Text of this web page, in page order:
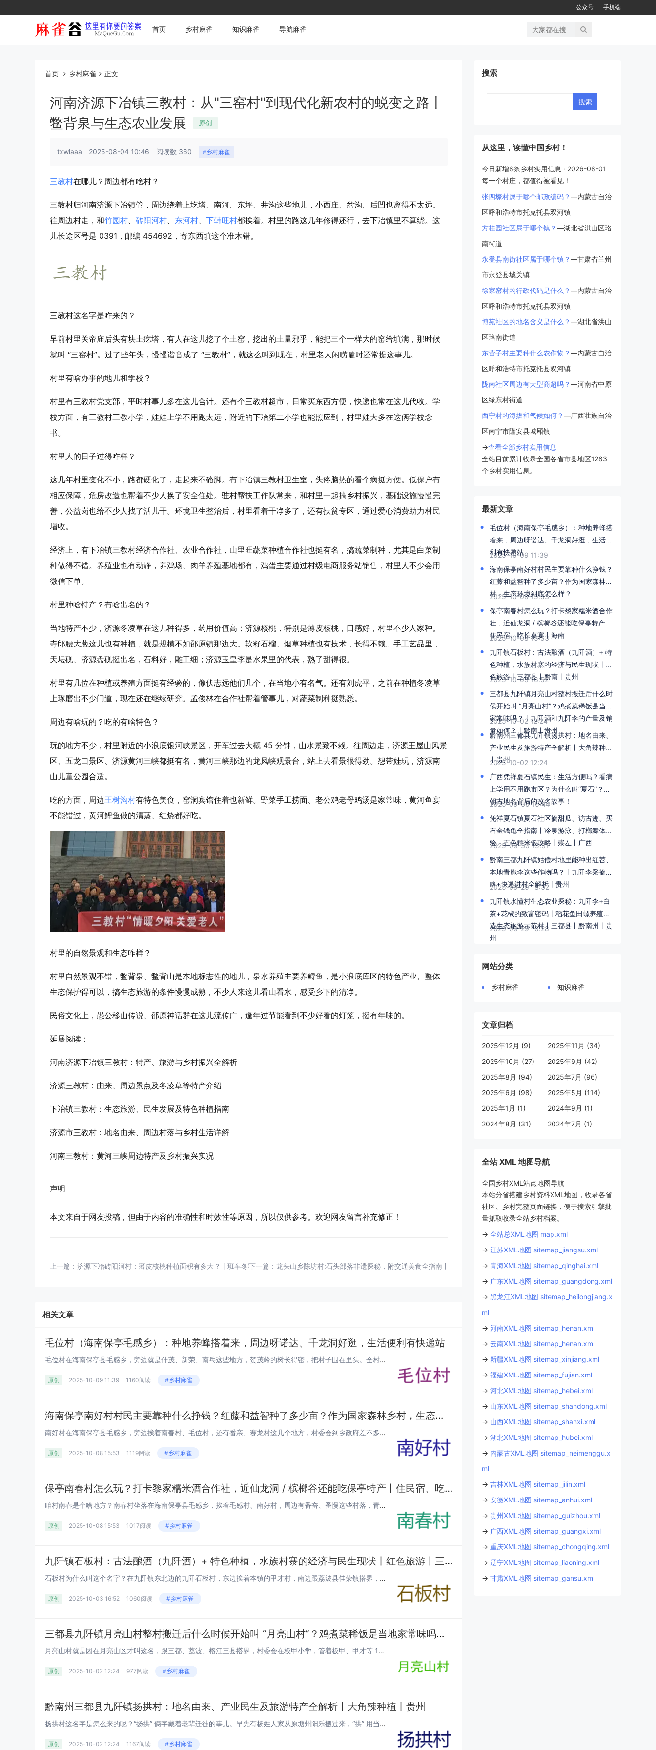
公众号 手机端
首页 乡村麻雀 知识麻雀 导航麻雀
首页 乡村麻雀 正文
河南济源下冶镇三教村：从"三窑村"到现代化新农村的蜕变之路丨
鳖背泉与生态农业发展
原创
txwlaaa 2025-08-04 10:46 阅读数 360 #乡村麻雀
三教村在哪儿？周边都有啥村？
三教村归河南济源下冶镇管，周边绕着上圪塔、南河、东坪、井沟这些地儿，小西庄、岔沟、后凹也离得不太远。
往周边村走，和竹园村、 砖阳河村、 东河村、 下韩旺村都挨着。村里的路这几年修得还行，去下冶镇里不算绕。这
儿长途区号是 0391，邮编 454692，寄东西填这个准木错。
三教村这名字是咋来的？
早前村里关帝庙后头有块土疙塔，有人在这儿挖了个土窑，挖出的土量邪乎，能把三个一样大的窑给填满，那时候
就叫 “三窑村”。过了些年头，慢慢谐音成了 “三教村”，就这么叫到现在，村里老人闲唠嗑时还常提这事儿。
村里有啥办事的地儿和学校？
村里有三教村党支部，平时村事儿多在这儿合计。还有个三教村超市，日常买东西方便，快递也常在这儿代收。学
校方面，有三教村三教小学，娃娃上学不用跑太远，附近的下冶第二小学也能照应到，村里娃大多在这俩学校念
书。
村里人的日子过得咋样？
这几年村里变化不小，路都硬化了，走起来不硌脚。有下冶镇三教村卫生室，头疼脑热的看个病挺方便。低保户有
相应保障，危房改造也帮着不少人换了安全住处。驻村帮扶工作队常来，和村里一起搞乡村振兴，基础设施慢慢完
善，公益岗也给不少人找了活儿干。环境卫生整治后，村里看着干净多了，还有扶贫专区，通过爱心消费助力村民
增收。
经济上，有下冶镇三教村经济合作社、农业合作社，山里旺蔬菜种植合作社也挺有名，搞蔬菜制种，尤其是白菜制
种做得不错。养殖业也有动静，养鸡场、肉羊养殖基地都有，鸡蛋主要通过村级电商服务站销售，村里人不少会用
微信下单。
村里种啥特产？有啥出名的？
当地特产不少，济源冬凌草在这儿种得多，药用价值高；济源核桃，特别是薄皮核桃，口感好，村里不少人家种。
寺郎腰大葱这儿也有种植，就是规模不如邵原镇那边大。软籽石榴、烟草种植也有技术，长得不赖。手工艺品里，
天坛砚、济源盘砚挺出名，石料好，雕工细；济源玉皇李是水果里的代表，熟了甜得很。
村里有几位在种植或养殖方面挺有经验的，像伏志远他们几个，在当地小有名气。还有刘虎平，之前在种植冬凌草
上琢磨出不少门道，现在还在继续研究。孟俊林在合作社帮着管事儿，对蔬菜制种挺熟悉。
周边有啥玩的？吃的有啥特色？
玩的地方不少，村里附近的小浪底银河峡景区，开车过去大概 45 分钟，山水景致不赖。往周边走，济源王屋山风景
区、五龙口景区、济源黄河三峡都挺有名，黄河三峡那边的龙凤峡观景台，站上去看景很得劲。想带娃玩，济源南
山儿童公园合适。
吃的方面，周边王树沟村有特色美食，窑洞宾馆住着也新鲜。野菜手工捞面、老公鸡老母鸡汤是家常味，黄河鱼宴
不能错过，黄河鲤鱼做的清蒸、红烧都好吃。
村里的自然景观和生态咋样？
村里自然景观不错，鳖背泉、鳖背山是本地标志性的地儿，泉水养殖主要养鲟鱼，是小浪底库区的特色产业。整体
生态保护得可以，搞生态旅游的条件慢慢成熟，不少人来这儿看山看水，感受乡下的清净。
民俗文化上，愚公移山传说、邵原神话群在这儿流传广，逢年过节能看到不少好看的灯笼，挺有年味的。
延展阅读：
河南济源下冶镇三教村：特产、旅游与乡村振兴全解析
济源三教村：由来、周边景点及冬凌草等特产介绍
下冶镇三教村：生态旅游、民生发展及特色种植指南
济源市三教村：地名由来、周边村落与乡村生活详解
河南三教村：黄河三峡周边特产及乡村振兴实况
声明
本文来自于网友投稿，但由于内容的准确性和时效性等原因，所以仅供参考。欢迎网友留言补充修正！
上一篇： 济源下冶砖阳河村：薄皮核桃种植面积有多大？丨班车冬季时刻为何调整？丨荣获"河南省卫生村"靠的是什么？丨河南
下一篇： 龙头山乡陈坊村:石头部落非遗探秘，附交通美食全指南丨鹅卵石民居+叠翠园+传统石烹鸡体验丨德兴丨上饶丨江西
相关文章
毛位村（海南保亭毛感乡）：种地养蜂搭着来，周边呀诺达、千龙洞好逛，生活便利有快递站
毛位村在海南保亭县毛感乡，旁边就是什茂、新荣、南乓这些地方，贺茂岭的树长得密，把村子围在里头。全村大概八百来号人，分在...
原创 2025-10-09 11:39 1160阅读 #乡村麻雀
海南保亭南好村村民主要靠种什么挣钱？红藤和益智种了多少亩？作为国家森林乡村，生态环境到底怎么样？
南好村在海南保亭县毛感乡，旁边挨着南春村、毛位村，还有番亲、赛龙村这几个地方，村委会到乡政府差不多 9 公里路。全村有...
原创 2025-10-08 15:53 1119阅读 #乡村麻雀
保亭南春村怎么玩？打卡黎家糯米酒合作社，近仙龙洞 / 槟榔谷还能吃保亭特产丨住民宿、吃长桌宴丨海南
咱村南春是个啥地方？南春村坐落在海南保亭县毛感乡，挨着毛感村、南好村，周边有番奋、番慢这些村落，青前岭就在附近。这里天蓝...
原创 2025-10-08 15:53 1017阅读 #乡村麻雀
九阡镇石板村：古法酿酒（九阡酒）+ 特色种植，水族村寨的经济与民生现状丨红色旅游丨三都县丨黔南丨贵州
石板村为什么叫这个名字？在九阡镇东北边的九阡石板村，东边挨着本镇的甲才村，南边跟荔波县佳荣镇搭界，西边连姑偿村，北边靠母...
原创 2025-10-03 16:52 1060阅读 #乡村麻雀
三都县九阡镇月亮山村整村搬迁后什么时候开始叫 “月亮山村”？鸡煮菜稀饭是当地家常味吗？丨九阡酒和九阡李的产量及销量如何？丨黔南丨贵州
月亮山村就是因在月亮山区才叫这名，跟三都、荔波、榕江三县搭界，村委会在板甲小学，管着板甲、甲才等 16 个寨子，563...
原创 2025-10-02 12:24 977阅读 #乡村麻雀
黔南州三都县九阡镇扬拱村：地名由来、产业民生及旅游特产全解析丨大角辣种植丨贵州
扬拱村这名字是怎么来的呢？“扬拱” 俩字藏着老辈迁徙的事儿。早先有杨姓人家从原塘州阳乐搬过来，“拱” 用当地的话翻译就是...
原创 2025-10-02 12:24 1167阅读 #乡村麻雀
搜索
Search
从这里，读懂中国乡村！
今日新增8条乡村实用信息 · 2026-08-01
每一个村庄，都值得被看见！
张四壕村属于哪个邮政编码？—内蒙古自治
区呼和浩特市托克托县双河镇
方桂园社区属于哪个镇？—湖北省洪山区珞
南街道
永登县南街社区属于哪个镇？—甘肃省兰州
市永登县城关镇
徐家窑村的行政代码是什么？—内蒙古自治
区呼和浩特市托克托县双河镇
博苑社区的地名含义是什么？—湖北省洪山
区珞南街道
东营子村主要种什么农作物？—内蒙古自治
区呼和浩特市托克托县双河镇
陇南社区周边有大型商超吗？—河南省中原
区绿东村街道
西宁村的海拔和气候如何？—广西壮族自治
区南宁市隆安县城厢镇
→查看全部乡村实用信息
全站目前累计收录全国各省市县地区1283
个乡村实用信息。
最新文章
毛位村（海南保亭毛感乡）：种地养蜂搭
着来，周边呀诺达、千龙洞好逛，生活便
利有快递站
2025-10-09 11:39
海南保亭南好村村民主要靠种什么挣钱？
红藤和益智种了多少亩？作为国家森林乡
村，生态环境到底怎么样？
2025-10-08 15:53
保亭南春村怎么玩？打卡黎家糯米酒合作
社，近仙龙洞 / 槟榔谷还能吃保亭特产丨
住民宿、吃长桌宴丨海南
2025-10-08 15:53
九阡镇石板村：古法酿酒（九阡酒）+ 特
色种植，水族村寨的经济与民生现状丨红
色旅游丨三都县丨黔南丨贵州
2025-10-03 16:52
三都县九阡镇月亮山村整村搬迁后什么时
候开始叫 “月亮山村”？鸡煮菜稀饭是当地
家常味吗？丨九阡酒和九阡李的产量及销
量如何？丨黔南丨贵州
2025-10-02 12:24
黔南州三都县九阡镇扬拱村：地名由来、
产业民生及旅游特产全解析丨大角辣种植
丨贵州
2025-10-02 12:24
广西凭祥夏石镇民生：生活方便吗？看病
上学用不用跑市区？为什么叫“夏石”？宋
朝古地名背后的改名故事！​
2025-09-30 15:44
凭祥夏石镇夏石社区摘甜瓜、访古迹、买
石金钱龟全指南丨冷泉游泳、打榔舞体
验、五色糯米饭攻略丨崇左丨广西
2025-09-30 15:31
黔南三都九阡镇姑偿村地里能种出红苕、
本地青脆李这些作物吗？丨九阡李采摘攻
略+快递进村全解析丨贵州
2025-09-29 13:32
九阡镇水懂村生态农业探秘：九阡李+白
茶+花椒的致富密码丨稻花鱼田螺养殖打
造生态旅游示范村丨三都县丨黔南州丨贵
州
2025-09-29 10:28
网站分类
乡村麻雀 知识麻雀
文章归档
2025年12月 (9)
2025年11月 (34)
2025年10月 (27)
2025年9月 (42)
2025年8月 (94)
2025年7月 (96)
2025年6月 (98)
2025年5月 (114)
2025年1月 (1)
2024年9月 (1)
2024年8月 (31)
2024年7月 (1)
全站 XML 地图导航
全国乡村XML站点地图导航
本站分省搭建乡村资料XML地图，收录各省
社区、乡村完整页面链接，便于搜索引擎批
量抓取收录全站乡村档案。
→ 全站总XML地图 map.xml
→ 江苏XML地图 sitemap_jiangsu.xml
→ 青海XML地图 sitemap_qinghai.xml
→ 广东XML地图 sitemap_guangdong.xml
→ 黑龙江XML地图 sitemap_heilongjiang.x
ml
→ 河南XML地图 sitemap_henan.xml
→ 云南XML地图 sitemap_henan.xml
→ 新疆XML地图 sitemap_xinjiang.xml
→ 福建XML地图 sitemap_fujian.xml
→ 河北XML地图 sitemap_hebei.xml
→ 山东XML地图 sitemap_shandong.xml
→ 山西XML地图 sitemap_shanxi.xml
→ 湖北XML地图 sitemap_hubei.xml
→ 内蒙古XML地图 sitemap_neimenggu.x
ml
→ 吉林XML地图 sitemap_jilin.xml
→ 安徽XML地图 sitemap_anhui.xml
→ 贵州XML地图 sitemap_guizhou.xml
→ 广西XML地图 sitemap_guangxi.xml
→ 重庆XML地图 sitemap_chongqing.xml
→ 辽宁XML地图 sitemap_liaoning.xml
→ 甘肃XML地图 sitemap_gansu.xml